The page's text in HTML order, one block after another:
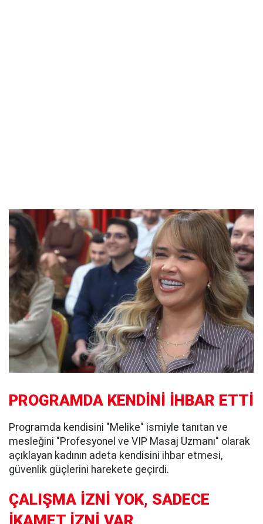
PROGRAMDA KENDİNİ İHBAR ETTİ
Programda kendisini "Melike" ismiyle tanıtan ve
mesleğini "Profesyonel ve VIP Masaj Uzmanı" olarak
açıklayan kadının adeta kendisini ihbar etmesi,
güvenlik güçlerini harekete geçirdi.
ÇALIŞMA İZNİ YOK, SADECE
İKAMET İZNİ VAR